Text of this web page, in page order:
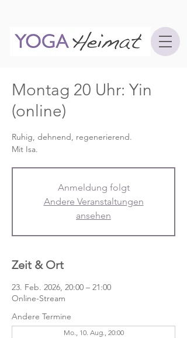
Montag 20 Uhr: Yin
(online)
Ruhig, dehnend, regenerierend.
Mit Isa.
Anmeldung folgt
Andere Veranstaltungen
ansehen
Zeit & Ort
23. Feb. 2026, 20:00 – 21:00
Online-Stream
Andere Termine
Mo., 10. Aug., 20:00